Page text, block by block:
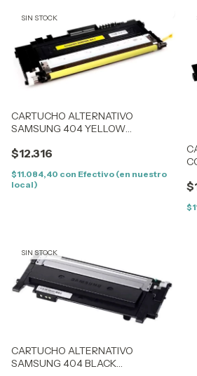
SIN STOCK
CARTUCHO ALTERNATIVO
SAMSUNG 404 YELLOW
C430/432/433/480/482/483
$12.316
$11.084,40 con Efectivo (en nuestro
local)
SIN STOCK
CARTUCHO ALTERNATIVO
SAMSUNG 404 BLACK